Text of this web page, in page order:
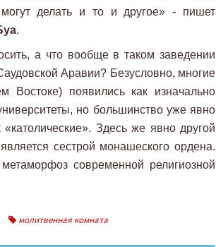
делать и то и другое» - пишет
.
а что вообще в таком заведении
Аравии? Безусловно, многие
появились как изначально
но большинство уже явно
Здесь же явно другой
сестрой монашеского ордена.
современной религиозной
молитвенная комната